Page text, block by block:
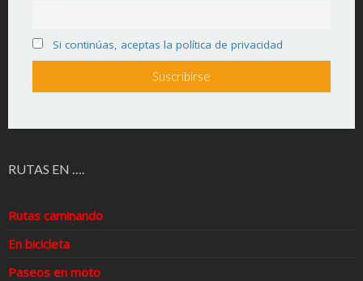
Si continúas, aceptas la política de privacidad
RUTAS EN ….
Rutas caminando
En bicicleta
Paseos en moto